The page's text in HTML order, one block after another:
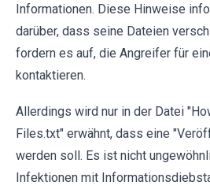
Informationen. Diese Hinweise
darüber, dass seine Dateien
fordern es auf, die Angreifer für
kontaktieren.
Allerdings wird nur in der Datei
Files.txt" erwähnt, dass eine
werden soll. Es ist nicht
Infektionen mit